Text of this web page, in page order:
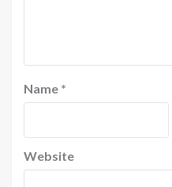
Name *
Website